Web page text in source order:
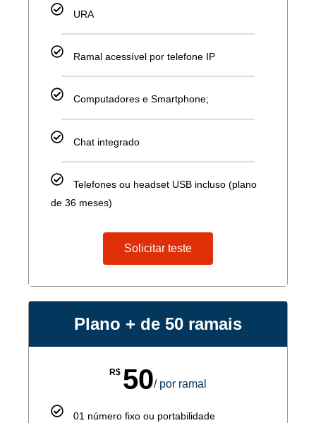
URA
Ramal acessível por telefone IP
Computadores e Smartphone;
Chat integrado
Telefones ou headset USB incluso (plano
de 36 meses)
Solicitar teste
Plano + de 50 ramais
R$ 50/ por ramal
01 número fixo ou portabilidade